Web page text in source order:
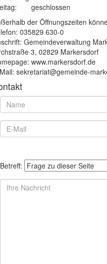
geschlossen
der Öffnungszeiten
035829 630-0
Gemeindeverwaltung
3, 02829 Markersdorf
www.markersdorf.de
sekretariat@gemeinde-
Betreff: